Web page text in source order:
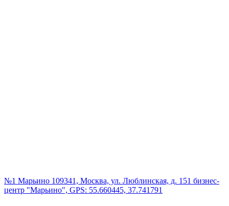
№1 Марьино 109341, Москва, ул. Люблинская, д. 151 бизнес-
центр "Марьино", GPS: 55.660445, 37.741791